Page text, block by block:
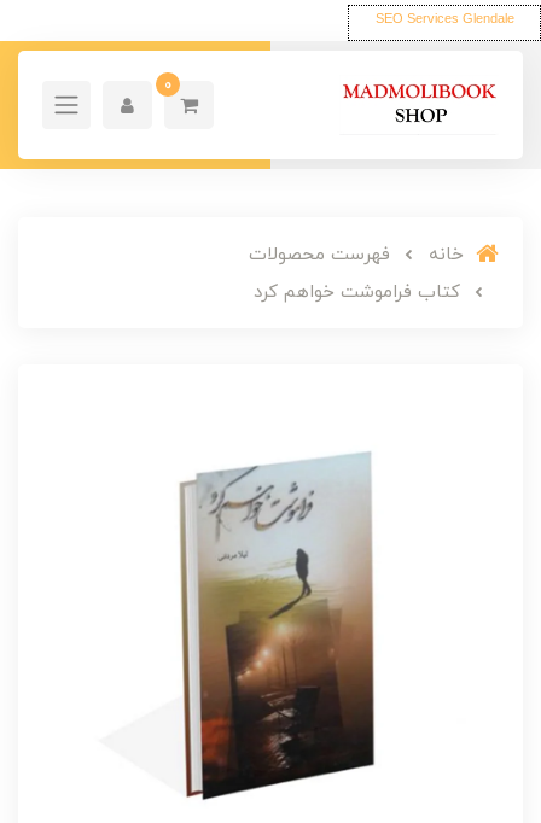
SEO Services Glendale
0
خانه
فهرست محصولات
کتاب فراموشت خواهم کرد